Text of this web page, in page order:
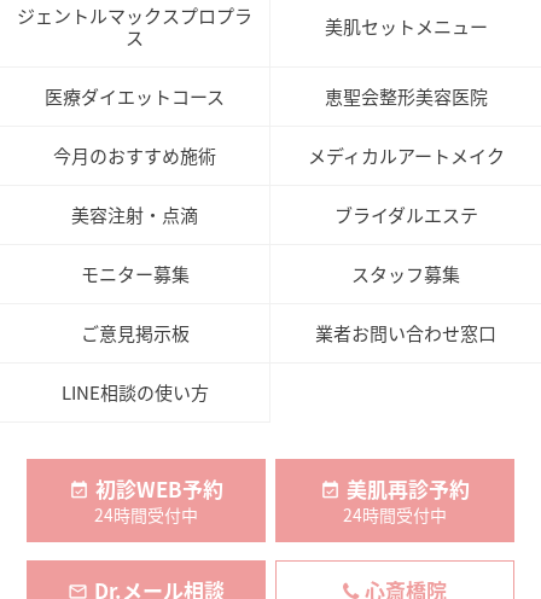
ジェントルマックスプロプラ
ス
美肌セットメニュー
医療ダイエットコース 恵聖会整形美容医院
今月のおすすめ施術 メディカルアートメイク
美容注射・点滴 ブライダルエステ
モニター募集 スタッフ募集
ご意見掲示板 業者お問い合わせ窓口
LINE相談の使い方
初診WEB予約
24時間受付中
美肌再診予約
24時間受付中
Dr.メール相談 心斎橋院